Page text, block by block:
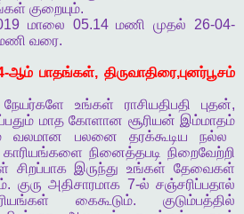
குறையும்.
மாலை 05.14மணி முதல் 26-04-
வரை.
ஆம் பாதங்கள், திருவாதிரை,புனர்பூசம்
நேயர்களே உங்கள் ராசியதிபதி புதன்,
மாத கோளான சூரியன் இம்மாதம்
வலமான பலனை தரக்கூடிய
நல்ல
காரியங்களை நினைத்தபடி நிறைவேற்றி
சிறப்பாக இருந்து உங்கள் தேவைகள்
. குரு அதிசாரமாக 7-ல் சஞ்சரிப்பதால்
கைகூடும். குடும்பத்தில்